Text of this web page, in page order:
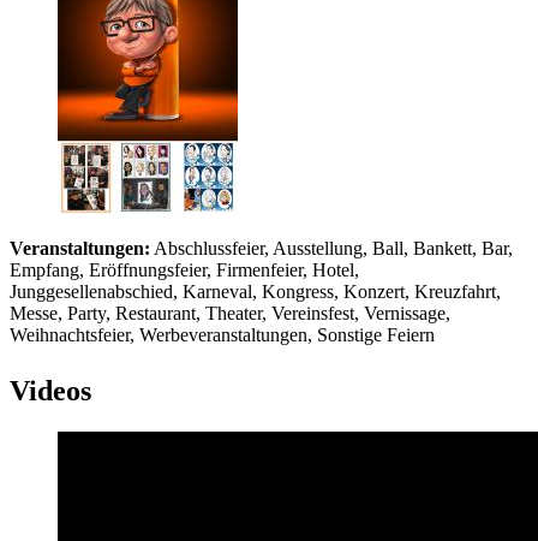
Veranstaltungen: Abschlussfeier, Ausstellung, Ball, Bankett, Bar,
Empfang, Eröffnungsfeier, Firmenfeier, Hotel,
Junggesellenabschied, Karneval, Kongress, Konzert, Kreuzfahrt,
Messe, Party, Restaurant, Theater, Vereinsfest, Vernissage,
Weihnachtsfeier, Werbeveranstaltungen, Sonstige Feiern
Videos